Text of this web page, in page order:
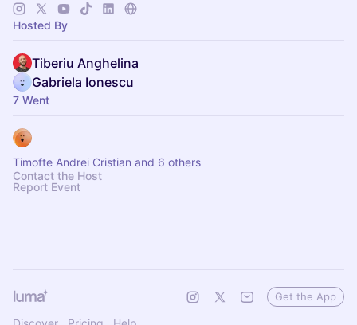
Hosted By
Tiberiu Anghelina
Gabriela Ionescu
7 Went
Timofte Andrei Cristian and 6 others
Contact the Host
Report Event
Get the App